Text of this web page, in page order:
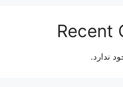
Recent
ندارد.